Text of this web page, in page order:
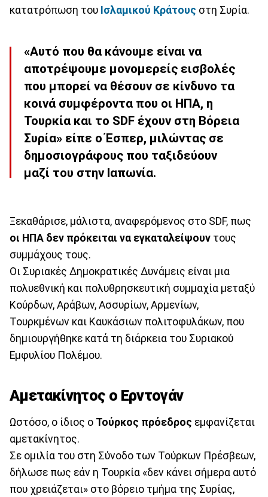
κατατρόπωση του Ισλαμικού Κράτους στη Συρία.
«Αυτό που θα κάνουμε είναι να
αποτρέψουμε μονομερείς εισβολές
που μπορεί να θέσουν σε κίνδυνο τα
κοινά συμφέροντα που οι ΗΠΑ, η
Τουρκία και το SDF έχουν στη Βόρεια
Συρία» είπε ο Έσπερ, μιλώντας σε
δημοσιογράφους που ταξιδεύουν
μαζί του στην Ιαπωνία.
Ξεκαθάρισε, μάλιστα, αναφερόμενος στο SDF, πως
οι ΗΠΑ δεν πρόκειται να εγκαταλείψουν τους
συμμάχους τους.
Οι Συριακές Δημοκρατικές Δυνάμεις είναι μια
πολυεθνική και πολυθρησκευτική συμμαχία μεταξύ
Κούρδων, Αράβων, Ασσυρίων, Αρμενίων,
Τουρκμένων και Καυκάσιων πολιτοφυλάκων, που
δημιουργήθηκε κατά τη διάρκεια του Συριακού
Εμφυλίου Πολέμου.
Αμετακίνητος ο Ερντογάν
Ωστόσο, ο ίδιος ο Τούρκος πρόεδρος εμφανίζεται
αμετακίνητος.
Σε ομιλία του στη Σύνοδο των Τούρκων Πρέσβεων,
δήλωσε πως εάν η Τουρκία «δεν κάνει σήμερα αυτό
που χρειάζεται» στο βόρειο τμήμα της Συρίας,